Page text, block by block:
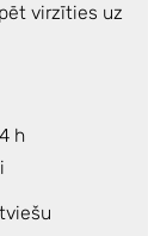
virzīties uz
h